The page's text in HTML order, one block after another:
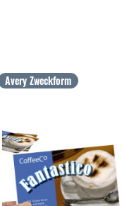
Avery Zweckform